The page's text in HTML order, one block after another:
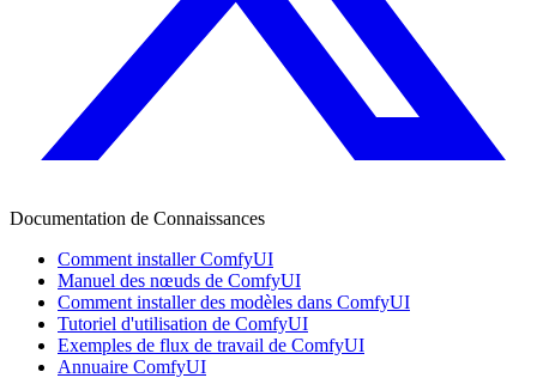
Documentation de Connaissances
Comment installer ComfyUI
Manuel des nœuds de ComfyUI
Comment installer des modèles dans ComfyUI
Tutoriel d'utilisation de ComfyUI
Exemples de flux de travail de ComfyUI
Annuaire ComfyUI